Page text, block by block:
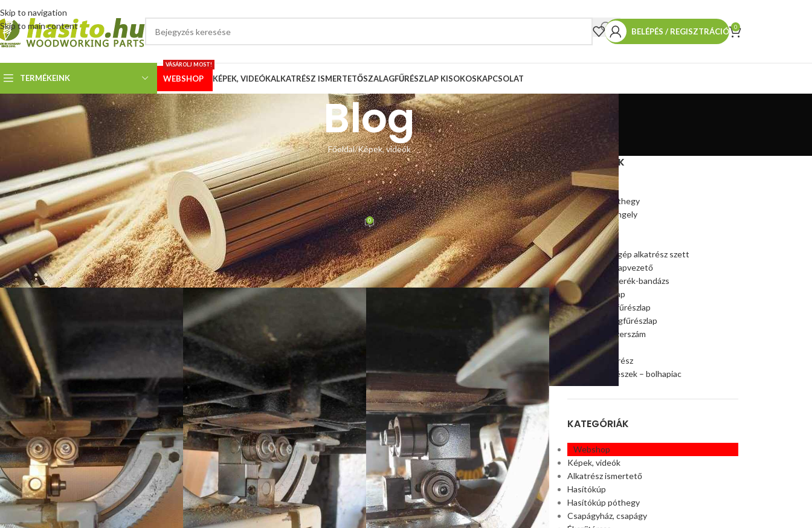
Skip to navigation
Skip to main content
BELÉPÉS / REGISZTRÁCIÓ 0
TERMÉKEINK WEBSHOP
VÁSÁROLJ MOST!
KÉPEK, VIDEÓKALKATRÉSZ ISMERTETŐSZALAGFŰRÉSZLAP KISOKOSKAPCSOLAT
Blog
Főoldal Képek, videók
KÉPEK, VIDEÓK
Bernardo HBS 360 szalagfűrész lapvezető cseréje – vásárlói
fotók
Megosztotta Hoffmann ZsoltBe április 25, 2023 0
A4×4-es lapvezetőink kerültek fel egy Bernardo HBS 360 szalagfűrészre, a gyári lapvezetők helyett. A gépen itt is kellet minimális mértékben
faragni, de minden a helyére került. 🙂 Vevőnk maximálisan elégedett, nekünk pedig ez a legfontosabb! Köszönjük a képeket!
TERMÉKEINK
Hasítókúp
Hasítókúp póthegy
Hasítógép tengely
Ékszíjtárcsa
Csapágy
Kúpos hasítógép alkatrész szett
Szalagfűrész lapvezető
Szalagfűrészkerék-bandázs
Szalagfűrészlap
Faipari szalagfűrészlap
Húsipari szalagfűrészlap
Faipari gép, szerszám
Ágaprító
Offroad alkatrész
Akciós alkatrészek – bolhapiac
KATEGÓRIÁK
Webshop
Képek, videók
Alkatrész ismertető
Hasítókúp
Hasítókúp póthegy
Csapágyház, csapágy